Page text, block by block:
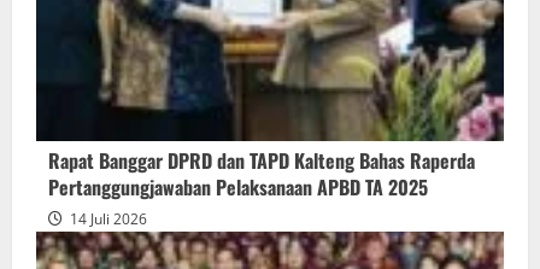
atas
Persetujuan
Bersama
Raperda
Pertanggungjawaban
Pelaksanaan
APBD
2025
Rapat Banggar DPRD dan TAPD Kalteng Bahas Raperda
Pertanggungjawaban Pelaksanaan APBD TA 2025
14 Juli 2026